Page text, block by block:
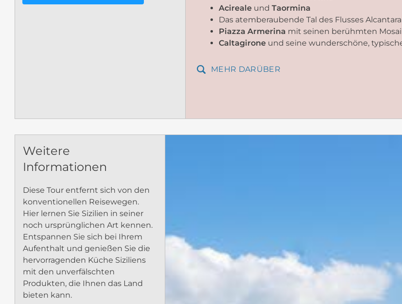
Acireale und Taormina
Das atemberaubende Tal des Flusses Alcantara
Piazza Armerina mit seinen berühmten
Caltagirone und seine wunderschöne,
MEHR DARÜBER
Weitere
Informationen
Diese Tour entfernt sich von den
konventionellen Reisewegen.
Hier lernen Sie Sizilien in seiner
noch ursprünglichen Art kennen.
Entspannen Sie sich bei Ihrem
Aufenthalt und genießen Sie die
hervorragenden Küche Siziliens
mit den unverfälschten
Produkten, die Ihnen das Land
bieten kann.